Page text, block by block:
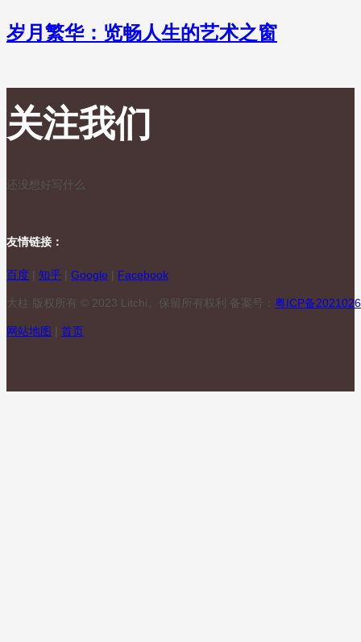
岁月繁华：览畅人生的艺术之窗
关注我们
还没想好写什么
友情链接：
百度 | 知乎 | Google | Facebook
大柱 版权所有 © 2023 Litchi。保留所有权利 备案号： 粤ICP备
网站地图 | 首页